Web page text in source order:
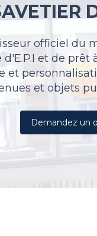
officiel du
d'E.P.I et de prêt
et
et objets
Demandez un